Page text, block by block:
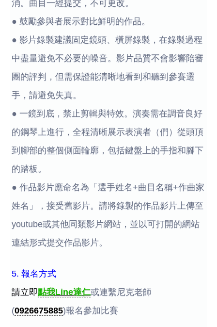
消。曲目一經提交，不可更改。
● 鼓勵參與者展示對比鮮明的作品。
● 影片錄製建議固定鏡頭、橫屏錄製，在錄製過程
中盡量避免不必要的噪音。影片品質不會影響陪審
團的評判，但需保證能清晰地看到和聽到參賽選
手，請避免失真。
● 一鏡到底，禁止剪輯與特效。演奏需在調音良好
的鋼琴上進行，全程清晰展示表演者（們）從頭頂
到腳部的整個側面輪廓，包括鍵盤上的手指和腳下
的踏板。
● 作品影片應命名為「選手姓名+曲目名稱+作曲家
姓名」，接受舊影片。請將錄製的作品影片上傳至
youtube或其他同類影片網站，並以可打開的網站
連結形式提交作品影片。
5. 報名方式
請立即點我Line達仁或連繫尼克老師
(0926675885)報名參加比賽